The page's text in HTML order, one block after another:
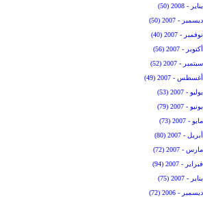
يناير - 2008 (50)
ديسمبر - 2007 (50)
نوفمبر - 2007 (40)
أكتوبر - 2007 (56)
سبتمبر - 2007 (52)
أغسطس - 2007 (49)
يوليو - 2007 (53)
يونيو - 2007 (79)
مايو - 2007 (73)
أبريل - 2007 (80)
مارس - 2007 (72)
فبراير - 2007 (94)
يناير - 2007 (75)
ديسمبر - 2006 (72)